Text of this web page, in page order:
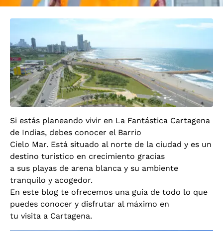
Si estás planeando vivir en La Fantástica Cartagena
de Indias, debes conocer el Barrio
Cielo Mar. Está situado al norte de la ciudad y es un
destino turístico en crecimiento gracias
a sus playas de arena blanca y su ambiente
tranquilo y acogedor.
En este blog te ofrecemos una guía de todo lo que
puedes conocer y disfrutar al máximo en
tu visita a Cartagena.